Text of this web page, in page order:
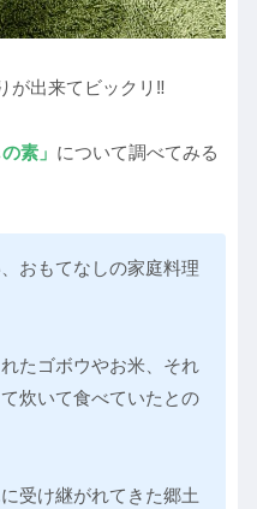
が出来てビックリ‼︎
素」 について調べてみる
おもてなしの家庭料理
たゴボウやお米、それ
炊いて食べていたとの
受け継がれてきた郷土